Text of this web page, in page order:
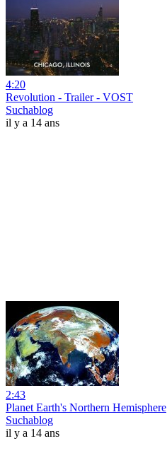
4:20
Revolution - Trailer - VOST
Suchablog
il y a 14 ans
2:43
Planet Earth's Northern Hemisphere
Suchablog
il y a 14 ans